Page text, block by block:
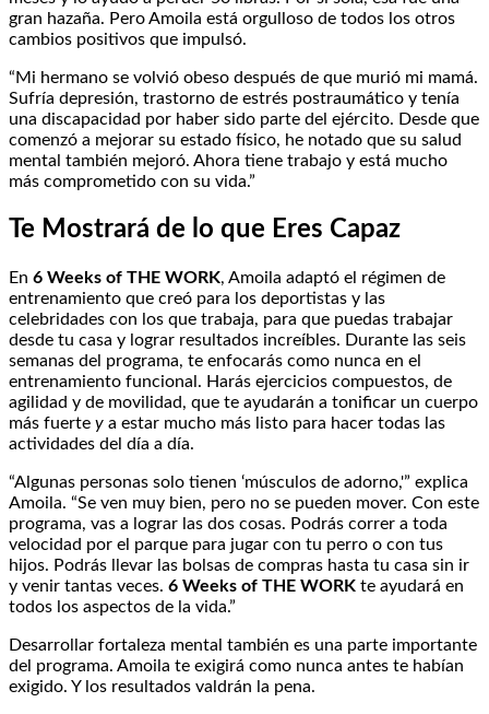
gran hazaña. Pero Amoila está orgulloso de todos los otros
cambios positivos que impulsó.
“Mi hermano se volvió obeso después de que murió mi mamá.
Sufría depresión, trastorno de estrés postraumático y tenía
una discapacidad por haber sido parte del ejército. Desde que
comenzó a mejorar su estado físico, he notado que su salud
mental también mejoró. Ahora tiene trabajo y está mucho
más comprometido con su vida.”
Te Mostrará de lo que Eres Capaz
En 6 Weeks of THE WORK, Amoila adaptó el régimen de
entrenamiento que creó para los deportistas y las
celebridades con los que trabaja, para que puedas trabajar
desde tu casa y lograr resultados increíbles. Durante las seis
semanas del programa, te enfocarás como nunca en el
entrenamiento funcional. Harás ejercicios compuestos, de
agilidad y de movilidad, que te ayudarán a tonificar un cuerpo
más fuerte y a estar mucho más listo para hacer todas las
actividades del día a día.
“Algunas personas solo tienen ‘músculos de adorno,'” explica
Amoila. “Se ven muy bien, pero no se pueden mover. Con este
programa, vas a lograr las dos cosas. Podrás correr a toda
velocidad por el parque para jugar con tu perro o con tus
hijos. Podrás llevar las bolsas de compras hasta tu casa sin ir
y venir tantas veces. 6 Weeks of THE WORK te ayudará en
todos los aspectos de la vida.”
Desarrollar fortaleza mental también es una parte importante
del programa. Amoila te exigirá como nunca antes te habían
exigido. Y los resultados valdrán la pena.